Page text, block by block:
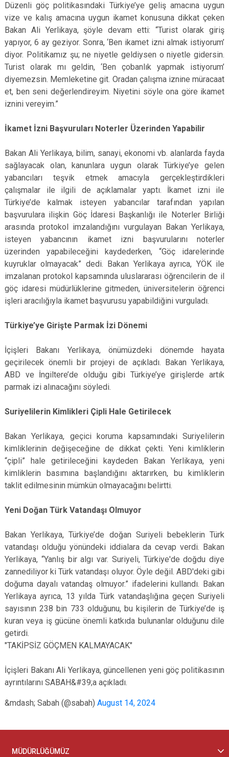
Düzenli göç politikasındaki Türkiye’ye geliş amacına uygun
vize ve kalış amacına uygun ikamet konusuna dikkat çeken
Bakan Ali Yerlikaya, şöyle devam etti: “Turist olarak giriş
yapıyor, 6 ay geziyor. Sonra, ‘Ben ikamet izni almak istiyorum’
diyor. Politikamız şu; ne niyetle geldiysen o niyetle gidersin.
Turist olarak mı geldin, ‘Ben çobanlık yapmak istiyorum’
diyemezsin. Memleketine git. Oradan çalışma iznine müracaat
et, ben seni değerlendireyim. Niyetini söyle ona göre ikamet
iznini vereyim.”
İkamet İzni Başvuruları Noterler Üzerinden Yapabilir
Bakan Ali Yerlikaya, bilim, sanayi, ekonomi vb. alanlarda fayda
sağlayacak olan, kanunlara uygun olarak Türkiye’ye gelen
yabancıları teşvik etmek amacıyla gerçekleştirdikleri
çalışmalar ile ilgili de açıklamalar yaptı. İkamet izni ile
Türkiye’de kalmak isteyen yabancılar tarafından yapılan
başvurulara ilişkin Göç İdaresi Başkanlığı ile Noterler Birliği
arasında protokol imzalandığını vurgulayan Bakan Yerlikaya,
isteyen yabancının ikamet izni başvurularını noterler
üzerinden yapabileceğini kaydederken, “Göç idarelerinde
kuyruklar olmayacak” dedi. Bakan Yerlikaya ayrıca, YÖK ile
imzalanan protokol kapsamında uluslararası öğrencilerin de il
göç idaresi müdürlüklerine gitmeden, üniversitelerin öğrenci
işleri aracılığıyla ikamet başvurusu yapabildiğini vurguladı.
Türkiye’ye Girişte Parmak İzi Dönemi
İçişleri Bakanı Yerlikaya, önümüzdeki dönemde hayata
geçirilecek önemli bir projeyi de açıkladı. Bakan Yerlikaya,
ABD ve İngiltere’de olduğu gibi Türkiye’ye girişlerde artık
parmak izi alınacağını söyledi.
Suriyelilerin Kimlikleri Çipli Hale Getirilecek
Bakan Yerlikaya, geçici koruma kapsamındaki Suriyelilerin
kimliklerinin değişeceğine de dikkat çekti. Yeni kimliklerin
“çipli” hale getirileceğini kaydeden Bakan Yerlikaya, yeni
kimliklerin basımına başlandığını aktarırken, bu kimliklerin
taklit edilmesinin mümkün olmayacağını belirtti.
Yeni Doğan Türk Vatandaşı Olmuyor
Bakan Yerlikaya, Türkiye’de doğan Suriyeli bebeklerin Türk
vatandaşı olduğu yönündeki iddialara da cevap verdi. Bakan
Yerlikaya, “Yanlış bir algı var. Suriyeli, Türkiye'de doğdu diye
zannediliyor ki Türk vatandaşı oluyor. Öyle değil. ABD'deki gibi
doğuma dayalı vatandaş olmuyor.” ifadelerini kullandı. Bakan
Yerlikaya ayrıca, 13 yılda Türk vatandaşlığına geçen Suriyeli
sayısının 238 bin 733 olduğunu, bu kişilerin de Türkiye’de iş
kuran veya iş gücüne önemli katkıda bulunanlar olduğunu dile
getirdi.
"TAKİPSİZ GÖÇMEN KALMAYACAK"
İçişleri Bakanı Ali Yerlikaya, güncellenen yeni göç politikasının
ayrıntılarını SABAH&#39;a açıkladı.
&mdash; Sabah (@sabah) August 14, 2024
MÜDÜRLÜĞÜMÜZ